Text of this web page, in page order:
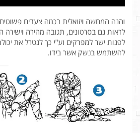
והנה המחשה ויזואלית בכמה צעדים
לראות גם בסרטונים, תגובה מהירה
לפנות ישר למפרקים וע"י כך לנטרל את
להשתמש בנשק אשר בידו.